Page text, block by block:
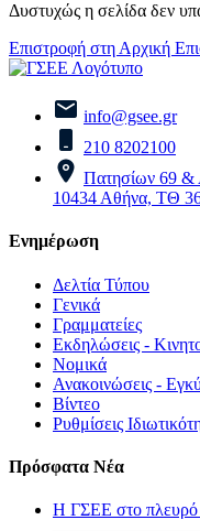
Δυστυχώς η σελίδα δεν
Επιστροφή στη Αρχική
info@gsee.gr
210 8202100
Πατησίων 69 &
10434 Αθήνα, ΤΘ
Ενημέρωση
Δελτία Τύπου
Γενικά
Γραμματείες
Εκδηλώσεις -
Νομικά
Ανακοινώσεις -
Βίντεο
Ρυθμίσεις
Πρόσφατα Νέα
H ΓΣΕΕ στο πλευρό